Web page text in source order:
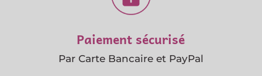
Paiement sécurisé
Par Carte Bancaire et PayPal